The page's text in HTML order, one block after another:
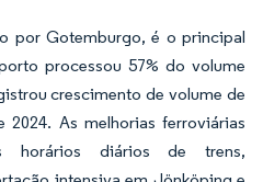
por Gotemburgo, é o principal
processou 57% do volume
crescimento de volume de
As melhorias ferroviárias
horários diários de trens,